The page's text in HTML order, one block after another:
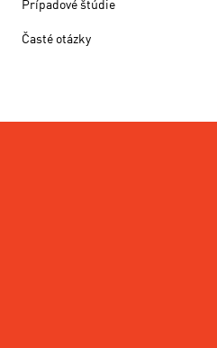
Prípadové štúdie
Časté otázky